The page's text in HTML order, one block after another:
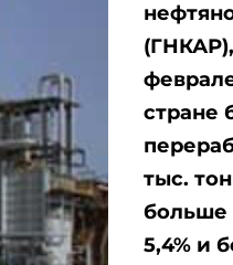
стране
тыс.
больше
5,4% и